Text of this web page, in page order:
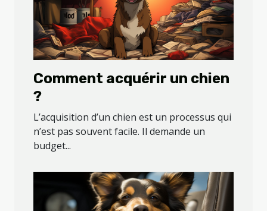
Comment acquérir un chien
?
L’acquisition d’un chien est un processus qui
n’est pas souvent facile. Il demande un
budget...